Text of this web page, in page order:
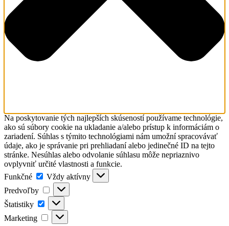
Na poskytovanie tých najlepších skúseností používame technológie,
ako sú súbory cookie na ukladanie a/alebo prístup k informáciám o
zariadení. Súhlas s týmito technológiami nám umožní spracovávať
údaje, ako je správanie pri prehliadaní alebo jedinečné ID na tejto
stránke. Nesúhlas alebo odvolanie súhlasu môže nepriaznivo
ovplyvniť určité vlastnosti a funkcie.
Funkčné
Funkčné
Vždy aktívny
Predvoľby
Predvoľby
Štatistiky Štatistiky
Marketing Marketing